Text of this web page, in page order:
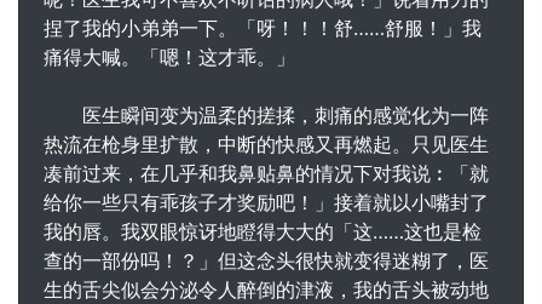
捏了我的小弟弟一下。「呀！！！舒……舒服！」我
痛得大喊。「嗯！这才乖。」
医生瞬间变为温柔的搓揉，刺痛的感觉化为一阵
热流在枪身里扩散，中断的快感又再燃起。只见医生
凑前过来，在几乎和我鼻贴鼻的情况下对我说︰「就
给你一些只有乖孩子才奖励吧！」接着就以小嘴封了
我的唇。我双眼惊讶地瞪得大大的「这……这也是检
查的一部份吗！？」但这念头很快就变得迷糊了，医
生的舌尖似会分泌令人醉倒的津液，我的舌头被动地